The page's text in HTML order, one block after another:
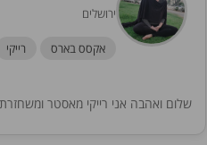
ירושלים
אקסס בארס רייקי
שלום ואהבה אני רייקי מאסטר